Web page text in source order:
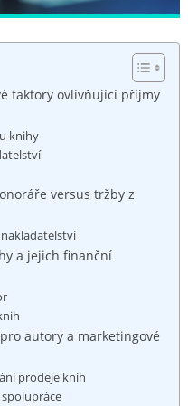
faktory ovlivňující příjmy
knihy
versus tržby z
a jejich finanční
autory a marketingové
prodeje knih